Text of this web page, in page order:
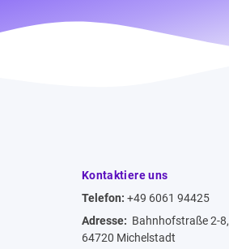
Kontaktiere uns
Telefon: +49 6061 94425
Adresse: Bahnhofstraße 2-8,
64720 Michelstadt